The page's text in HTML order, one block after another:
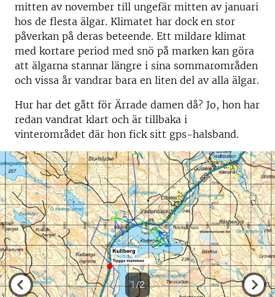
mitten av november till ungefär mitten av januari
hos de flesta älgar. Klimatet har dock en stor
påverkan på deras beteende. Ett mildare klimat
med kortare period med snö på marken kan göra
att älgarna stannar längre i sina sommarområden
och vissa år vandrar bara en liten del av alla älgar.
Hur har det gått för Ärrade damen då? Jo, hon har
redan vandrat klart och är tillbaka i
vinterområdet där hon fick sitt gps-halsband.
1/2